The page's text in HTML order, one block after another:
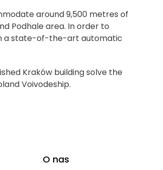
around 9,500 metres of
Podhale area. In order to
a state-of-the-art automatic
Kraków building solve the
Voivodeship.
O nas